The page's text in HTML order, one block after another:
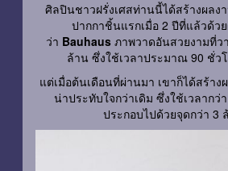
ศิลปินชาวฝรั่งเศสท่านนี้ได้สร้างผลง
ปากกาชิ้นแรกเมื่อ 2 ปีที่แล้วด้ว
ว่า Bauhausภาพวาดอันสวยงามที่
ล้าน ซึ่งใช้เวลาประมาณ 90 ชั่ว
แต่เมื่อต้นเดือนที่ผ่านมา เขาก็ได้สร้าง
น่าประทับใจกว่าเดิม ซึ่งใช้เวลากว่
ประกอบไปด้วยจุดกว่า 3